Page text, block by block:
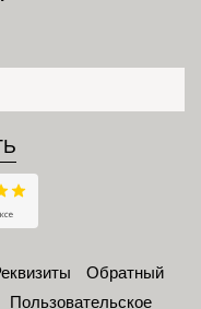
Обратный
Пользовательское